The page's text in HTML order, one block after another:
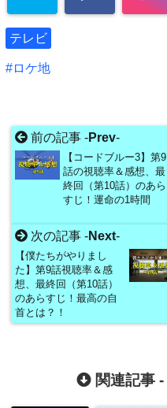
テレビ
ロケ地
前の記事 -Prev-
【コードブルー3】第9
話の視聴率＆感想、最
終回（第10話）のあら
すじ！運命の1時間
次の記事 -Next-
【僕たちがやりまし
た】第9話視聴率＆感
想、最終回（第10話）
のあらすじ！最高の自
首とは？！
関連記事 -